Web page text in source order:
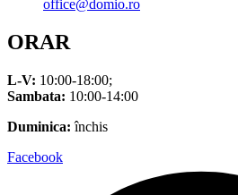
office@domio.ro
ORAR
L-V: 10:00-18:00;
Sambata: 10:00-14:00
Duminica: închis
Facebook